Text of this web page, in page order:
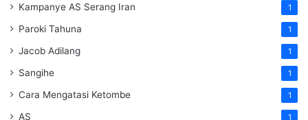
Kampanye AS Serang Iran 1
Paroki Tahuna 1
Jacob Adilang 1
Sangihe 1
Cara Mengatasi Ketombe 1
AS 1